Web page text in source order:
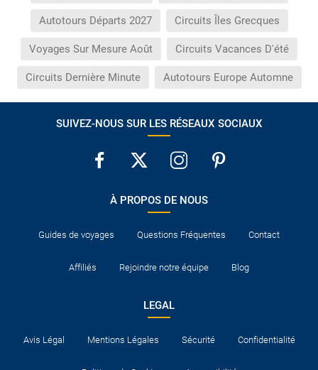
Autotours Départs 2027 Circuits Îles Grecques
Voyages Sur Mesure Août Circuits Vacances D'été
Circuits Dernière Minute Autotours Europe Automne
SUIVEZ-NOUS SUR LES RÉSEAUX SOCIAUX
À PROPOS DE NOUS
Guides de voyages Questions Fréquentes Contact
Affiliés Rejoindre notre équipe Blog
LEGAL
Avis Légal Mentions Légales Sécurité Confidentialité